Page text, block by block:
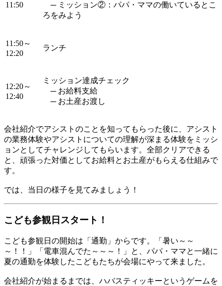
11:50
─ ミッション②：パパ・ママの働いているとこ
ろをみよう
11:50～
12:20
ランチ
12:20～
12:40
ミッション達成チェック
─ お給料支給
─ お土産お渡し
会社紹介でアシストのことを知ってもらった後に、アシスト
の業務体験やアシストについての理解が深まる体験をミッシ
ョンとしてチャレンジしてもらいます。全部クリアできる
と、頑張った対価としてお給料とお土産がもらえる仕組みで
す。
では、当日の様子を見てみましょう！
こども参観日スタート！
こども参観日の開始は「通勤」からです。「暑い～～
～！！」「電車混んでた～～～！」と、パパ・ママと一緒に
夏の通勤を体験したこどもたちが会場にやって来ました。
会社紹介が始まるまでは、ハバスティッキーというゲームを